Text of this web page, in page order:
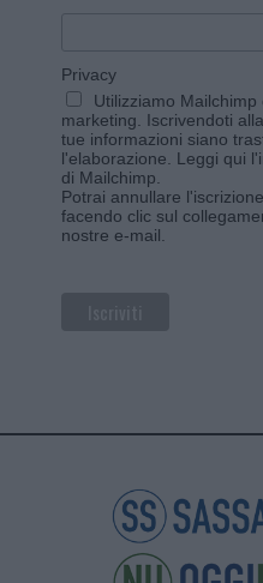
Privacy
Utilizziamo
marketing. Iscrivendoti
tue informazioni siano
l'elaborazione. Leggi qui
di Mailchimp
Potrai annullare
facendo clic sul
nostre e-mail.